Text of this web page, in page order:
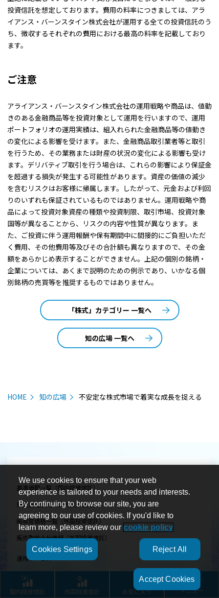
国内投資信託 外国投資信託 お気に入り メニュー
投資信託を想定しております。費用の料率につきましては、アラ
イアンス・バーンスタイン株式会社が運用する全ての投資信託のう
ち、徴収するそれぞれの費用における最高の料率を記載しており
ます。
ご注意
アライアンス・バーンスタイン株式会社の運用戦略や商品は、値動
きのある金融商品等を投資対象として運用を行いますので、運用
ポートフォリオの運用実績は、組入れられた金融商品等の値動き
の変化による影響を受けます。また、金融商品取引業者等と取引
を行うため、その業務または財産の状況の変化による影響も受け
ます。デリバティブ取引を行う場合は、これらの影響により保証金
を超過する損失が発生する可能性があります。資産の価値の減少
を含むリスクはお客様に帰属します。したがって、元金および利回
りのいずれも保証されているものではありません。運用戦略や商
品によって投資対象資産の種類や投資制限、取引市場、投資対象
国等が異なることから、リスクの内容や性質が異なります。ま
た、ご投資に伴う運用報酬や保有期間中に間接的にご負担いただ
く費用、その他費用等及びその合計額も異なりますので、その金
額をあらかじめ表示することができません。上記の個別の銘柄・
企業については、あくまで説明のための例示であり、いかなる個
別銘柄の売買等を推奨するものではありません。
「株式」カテゴリー 一覧へ
知の広場 一覧へ
HOME 知の広場 不安定な株式市場で着実な成長を捉える
基準価額一覧（国内投資信託）
販売会社情報（国内投資信託）
純資産価格一覧（外国投資信託）
販売取扱会社情報（外国投資信託）
運用サービス
マーケット／ファンド関連 トピックス
We use cookies to ensure that your web
experience is tailored to your needs and interests.
By continuing to browse our site, you are
agreeing to our use of cookies. If you'd like to
learn more, please review our cookie policy
Cookies Settings Reject All
Accept Cookies